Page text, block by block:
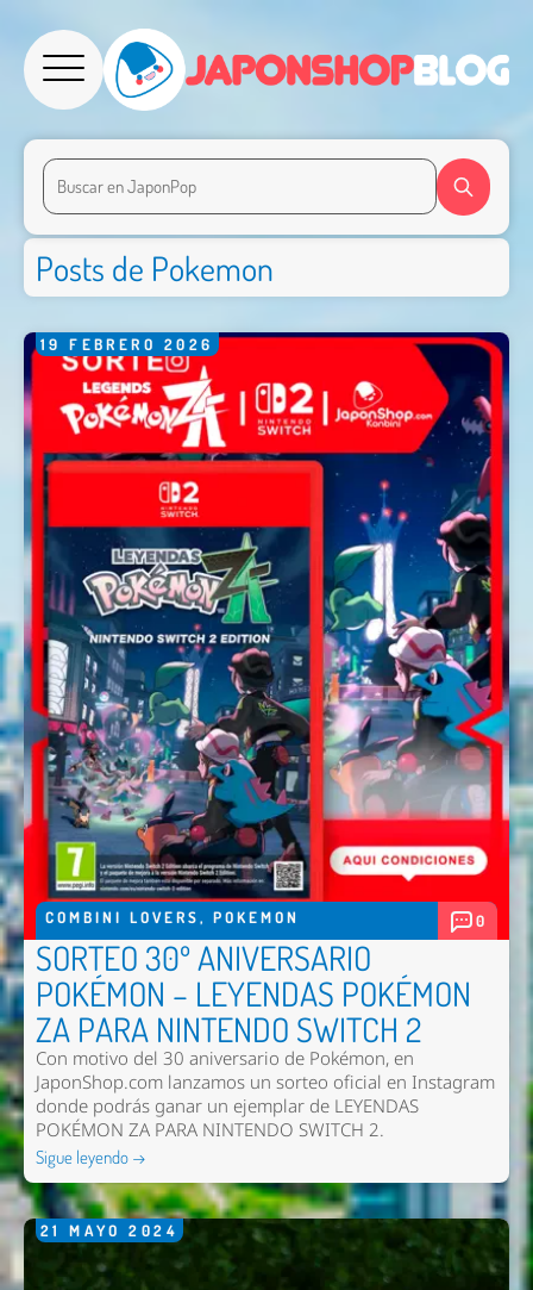
Posts de Pokemon
19 FEBRERO 2026
COMBINI LOVERS, POKEMON 0
SORTEO 30º ANIVERSARIO
POKÉMON – LEYENDAS POKÉMON
ZA PARA NINTENDO SWITCH 2
Con motivo del 30 aniversario de Pokémon, en
JaponShop.com lanzamos un sorteo oficial en Instagram
donde podrás ganar un ejemplar de LEYENDAS
POKÉMON ZA PARA NINTENDO SWITCH 2.
Sigue leyendo →
21 MAYO 2024